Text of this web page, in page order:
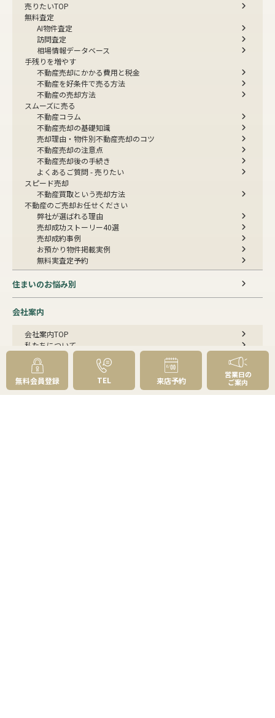
売りたいTOP
無料査定
AI物件査定
訪問査定
相場情報データベース
手残りを増やす
不動産売却にかかる費用と税金
不動産を好条件で売る方法
不動産の売却方法
スムーズに売る
不動産コラム
不動産売却の基礎知識
売却理由・物件別不動産売却のコツ
不動産売却の注意点
不動産売却後の手続き
よくあるご質問 - 売りたい
スピード売却
不動産買取という売却方法
不動産のご売却お任せください
弊社が選ばれる理由
売却成功ストーリー40選
売却成約事例
お預かり物件掲載実例
無料実査定予約
住まいのお悩み別
会社案内
会社案内TOP
私たちについて
アクセス
受賞歴
センチュリー21とは
スタッフ紹介
無料会員登録 TEL 来店予約
営業日の
ご案内